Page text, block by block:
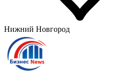
Нижний Новгород